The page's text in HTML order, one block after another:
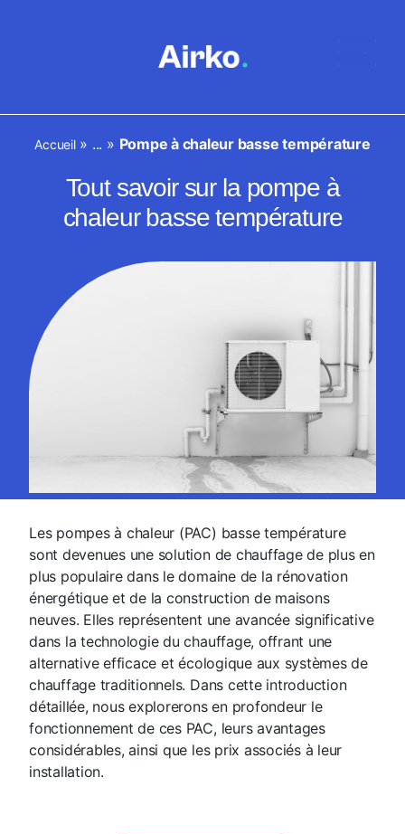
Accueil» ... » Pompe à chaleur basse température
Tout savoir sur la pompe à
chaleur basse température
Les pompes à chaleur (PAC) basse température
sont devenues une solution de chauffage de plus en
plus populaire dans le domaine de la rénovation
énergétique et de la construction de maisons
neuves. Elles représentent une avancée significative
dans la technologie du chauffage, offrant une
alternative efficace et écologique aux systèmes de
chauffage traditionnels. Dans cette introduction
détaillée, nous explorerons en profondeur le
fonctionnement de ces PAC, leurs avantages
considérables, ainsi que les prix associés à leur
installation.